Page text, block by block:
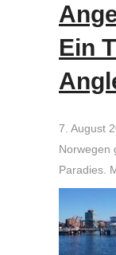
Ein
7. August
Norwegen
Paradies.